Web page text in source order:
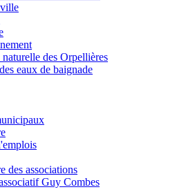
naturelle des Orpellières
eaux de baignade
des associations
Guy Combes